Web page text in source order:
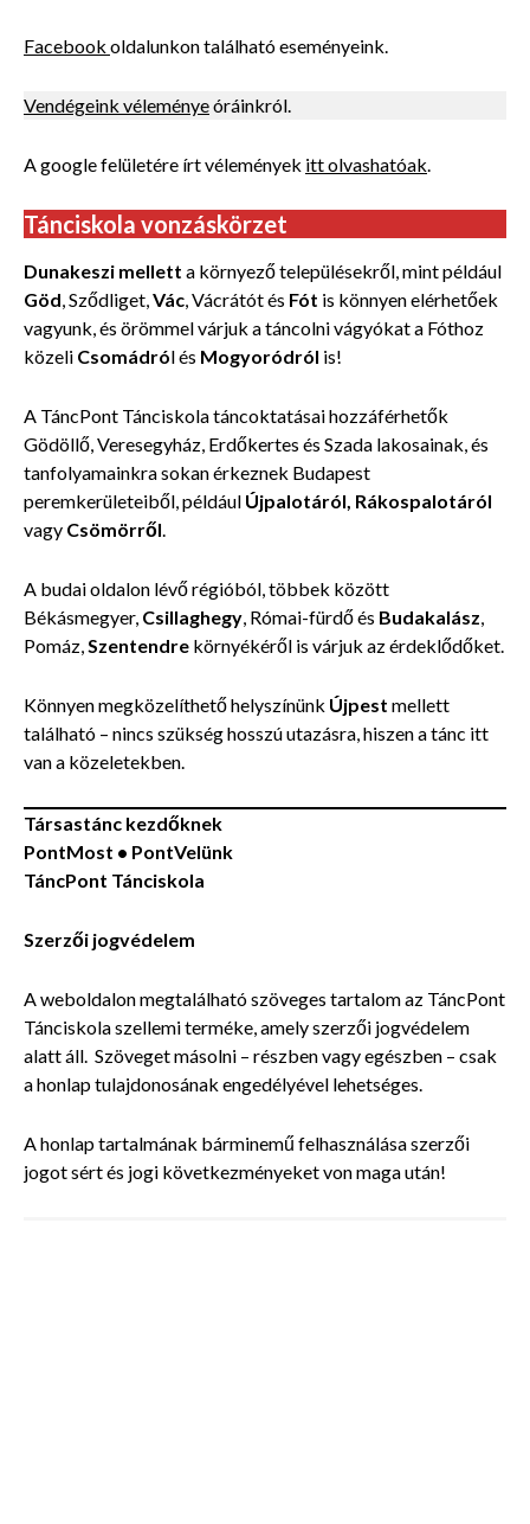
Facebook oldalunkon található eseményeink.
Vendégeink véleményeóráinkról.
A google felületére írt vélemények itt olvashatóak.
Tánciskola vonzáskörzet
Dunakeszi mellett a környező településekről, mint például
Göd, Sződliget,Vác, Vácrátót és Fót is könnyen elérhetőek
vagyunk, és örömmel várjuk a táncolni vágyókat a Fóthoz
közeli Csomádról és Mogyoródról is!
A TáncPont Tánciskola táncoktatásai hozzáférhetők
Gödöllő, Veresegyház, Erdőkertes és Szada lakosainak, és
tanfolyamainkra sokan érkeznek Budapest
peremkerületeiből, például Újpalotáról, Rákospalotáról
vagy Csömörről.
A budai oldalon lévő régióból, többek között
Békásmegyer, Csillaghegy, Római-fürdő és Budakalász,
Pomáz,Szentendre környékéről is várjuk az érdeklődőket.
Könnyen megközelíthető helyszínünk Újpest mellett
található – nincs szükség hosszú utazásra, hiszen a tánc itt
van a közeletekben.
Társastánc kezdőknek
PontMost • PontVelünk
TáncPont Tánciskola
Szerzői jogvédelem
A weboldalon megtalálható szöveges tartalom az TáncPont
Tánciskola szellemi terméke, amely szerzői jogvédelem
alatt áll. Szöveget másolni – részben vagy egészben – csak
a honlap tulajdonosának engedélyével lehetséges.
A honlap tartalmának bárminemű felhasználása szerzői
jogot sért és jogi következményeket von maga után!